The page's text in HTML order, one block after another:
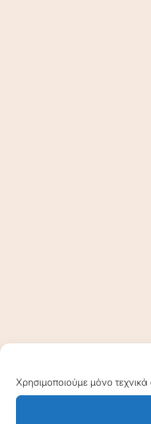
Χρησιμοποιούμε μόνο